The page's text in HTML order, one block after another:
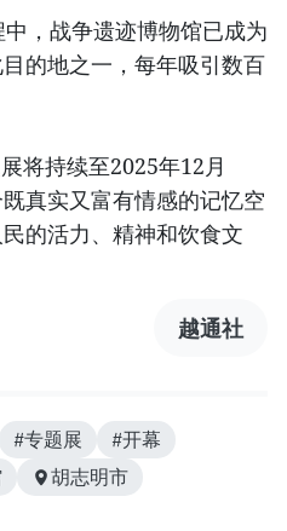
，战争遗迹博物馆已成为
的地之一，每年吸引数百
将持续至2025年12月
真实又富有情感的记忆空
的活力、精神和饮食文
越通社
#专题展
#开幕
胡志明市